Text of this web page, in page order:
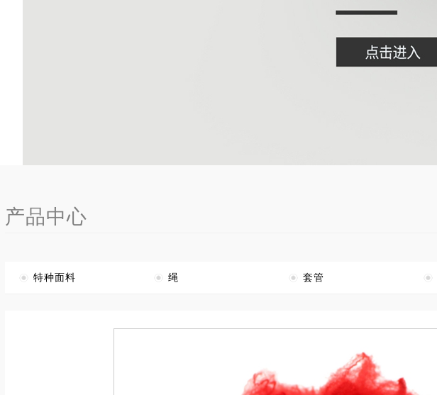
产品中心
特种面料 绳 套管